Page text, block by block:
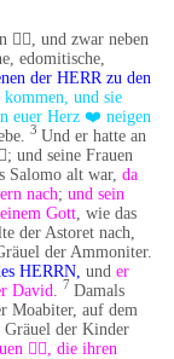
und zwar neben
edomitische,
der HERR zu den
und sie
euer Herz ❤️ neigen
3Und er hatte an
und seine Frauen
Salomo alt war,da
nach;und sein
Gott , wie das
der Astoret nach,
der Ammoniter.
HERRN, under
David
7Damals
Moabiter, auf dem
der Kinder
🧍‍♀️, die ihren